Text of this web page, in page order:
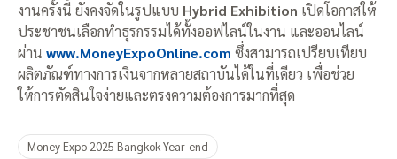
งานครั้งนี้ ยังคงจัดในรูปแบบ Hybrid Exhibition เปิดโอกาสให้
ประชาชนเลือกทำธุรกรรมได้ทั้งออฟไลน์ในงาน และออนไลน์
ผ่าน www.MoneyExpoOnline.com ซึ่งสามารถเปรียบเทียบ
ผลิตภัณฑ์ทางการเงินจากหลายสถาบันได้ในที่เดียว เพื่อช่วย
ให้การตัดสินใจง่ายและตรงความต้องการมากที่สุด
Money Expo 2025 Bangkok Year-end